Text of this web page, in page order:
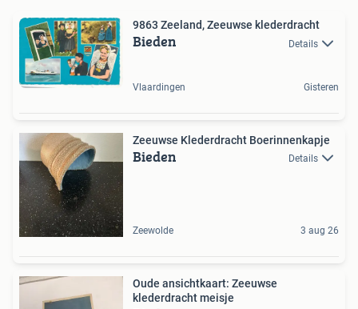
9863 Zeeland, Zeeuwse klederdracht
Bieden Details
Vlaardingen Gisteren
Zeeuwse Klederdracht Boerinnenkapje
Bieden Details
Zeewolde 3 aug 26
Oude ansichtkaart: Zeeuwse
klederdracht meisje